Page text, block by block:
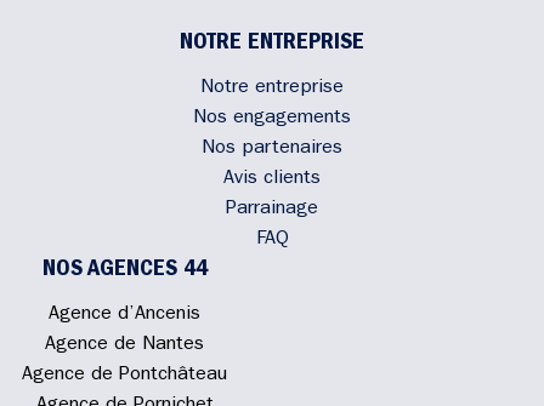
NOTRE ENTREPRISE
Notre entreprise
Nos engagements
Nos partenaires
Avis clients
Parrainage
FAQ
NOS AGENCES 44
Agence d’Ancenis
Agence de Nantes
Agence de Pontchâteau